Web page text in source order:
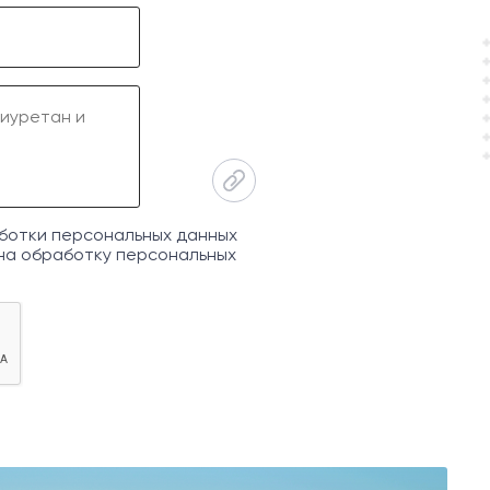
персональных данных
обработку персональных